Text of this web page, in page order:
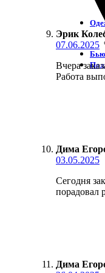
Эрик
07.06.2025
Вчера
Работа
Дима
03.05.2025
Сегодня
порадовал
Дима